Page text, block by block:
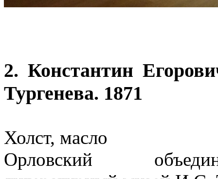
2. Константин
Тургенева. 1871
Холст, масло
Орловский